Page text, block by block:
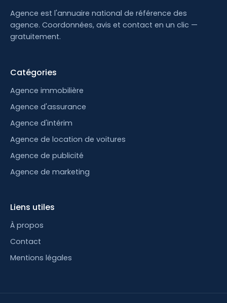
Agence est l'annuaire national de référence des
agence. Coordonnées, avis et contact en un clic —
gratuitement.
Catégories
Agence immobilière
Agence d'assurance
Agence d'intérim
Agence de location de voitures
Agence de publicité
Agence de marketing
Liens utiles
À propos
Contact
Mentions légales